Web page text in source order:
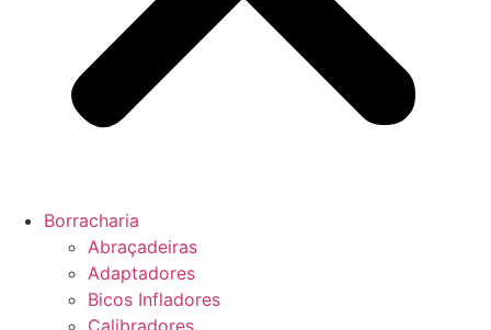
Borracharia
Abraçadeiras
Adaptadores
Bicos Infladores
Calibradores